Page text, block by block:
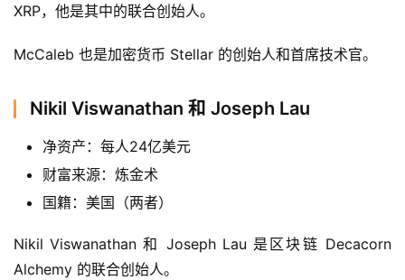
用
具
荐
XRP，他是其中的联合创始人。
McCaleb 也是加密货币 Stellar 的创始人和首席技术官。
Nikil Viswanathan 和 Joseph Lau
净资产：每人24亿美元
财富来源：炼金术
国籍：美国（两者）
Nikil Viswanathan 和 Joseph Lau 是区块链 Decacorn
Alchemy 的联合创始人。